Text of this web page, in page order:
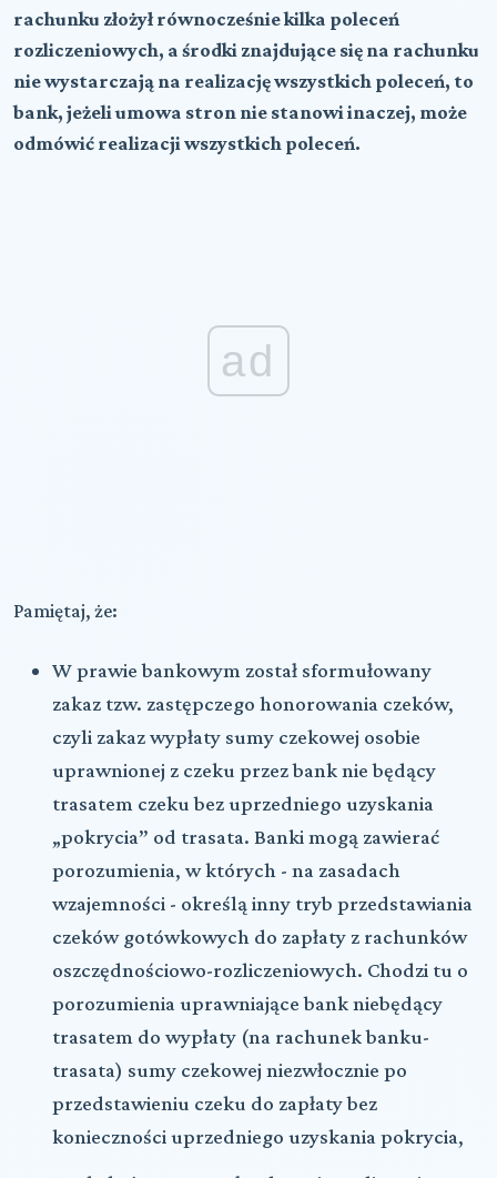
rachunku złożył równocześnie kilka poleceń
rozliczeniowych, a środki znajdujące się na rachunku
nie wystarczają na realizację wszystkich poleceń, to
bank, jeżeli umowa stron nie stanowi inaczej, może
odmówić realizacji wszystkich poleceń.
ad
Pamiętaj, że:
W prawie bankowym został sformułowany
zakaz tzw. zastępczego honorowania czeków,
czyli zakaz wypłaty sumy czekowej osobie
uprawnionej z czeku przez bank nie będący
trasatem czeku bez uprzedniego uzyskania
„pokrycia” od trasata. Banki mogą zawierać
porozumienia, w których - na zasadach
wzajemności - określą inny tryb przedstawiania
czeków gotówkowych do zapłaty z rachunków
oszczędnościowo-rozliczeniowych. Chodzi tu o
porozumienia uprawniające bank niebędący
trasatem do wypłaty (na rachunek banku-
trasata) sumy czekowej niezwłocznie po
przedstawieniu czeku do zapłaty bez
konieczności uprzedniego uzyskania pokrycia,